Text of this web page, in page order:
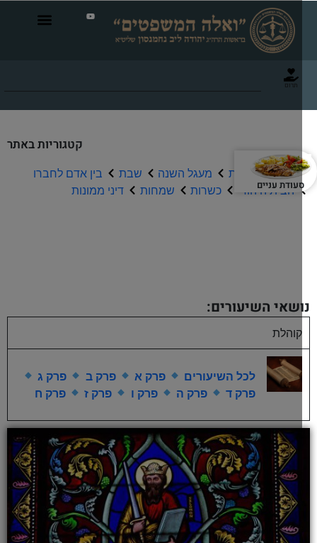
קטגוריות באתר
תפילה וברכות מעגל השנה שבת
בין אדם לחברו
הבית היהודי
כשרות שמחות דיני ממונות
השיעורים:
קוהלת
לכל השיעורים פרק א פרק ב
פרק ג
פרק ד
פרק ה פרק ו פרק ז פרק ח
עניים